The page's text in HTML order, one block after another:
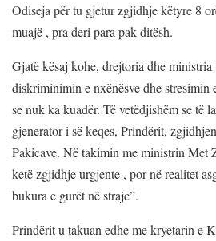
Odiseja për tu gjetur zgjidhje këtyre 8
muajë , pra deri para pak ditësh.
Gjatë kësaj kohe, drejtoria dhe ministria
diskriminimin e nxënësve dhe stresimin
se nuk ka kuadër. Të vetëdjishëm se të
gjenerator i së keqes, Prindërit,
Pakicave. Në takimin me ministrin Met
ketë zgjidhje urgjente , por në realitet
bukura e gurët në strajc”.
Prindërit u takuan edhe me kryetarin e